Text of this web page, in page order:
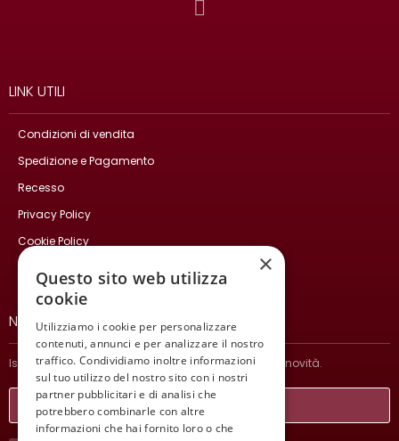
LINK UTILI
Condizioni di vendita
Spedizione e Pagamento
Recesso
Privacy Policy
Cookie Policy
Contatti
NEWSLETTER
Iscriviti per ricevere informazioni sulle nostre ultime novità.
×
Questo sito web utilizza
cookie
Utilizziamo i cookie per personalizzare
contenuti, annunci e per analizzare il nostro
traffico. Condividiamo inoltre informazioni
sul tuo utilizzo del nostro sito con i nostri
partner pubblicitari e di analisi che
potrebbero combinarle con altre
informazioni che hai fornito loro o che